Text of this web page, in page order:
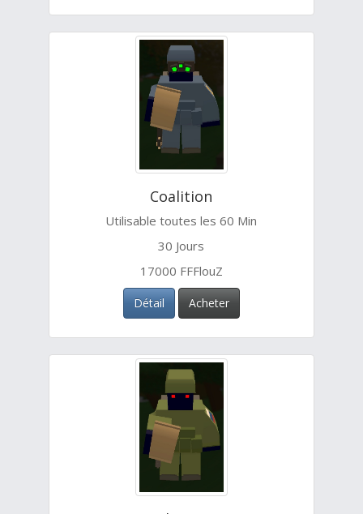
Coalition
Utilisable toutes les 60 Min
30 Jours
17000 FFFlouZ
Détail Acheter